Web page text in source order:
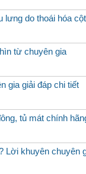
lưng do thoái hóa
từ chuyên gia
gia giải đáp chi tiết
tủ mát chính
Lời khuyên chuyên